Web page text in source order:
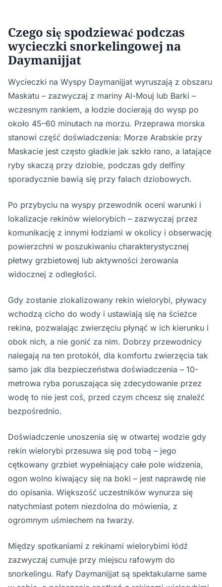
Czego się spodziewać podczas
wycieczki snorkelingowej na
Daymanijjat
Wycieczki na Wyspy Daymanijjat wyruszają z obszaru
Maskatu – zazwyczaj z mariny Al-Mouj lub Barki –
wczesnym rankiem, a łodzie docierają do wysp po
około 45–60 minutach na morzu. Przeprawa morska
stanowi część doświadczenia: Morze Arabskie przy
Maskacie jest często gładkie jak szkło rano, a latające
ryby skaczą przy dziobie, podczas gdy delfiny
sporadycznie bawią się przy falach dziobowych.
Po przybyciu na wyspy przewodnik oceni warunki i
lokalizacje rekinów wielorybich – zazwyczaj przez
komunikację z innymi łodziami w okolicy i obserwację
powierzchni w poszukiwaniu charakterystycznej
płetwy grzbietowej lub aktywności żerowania
widocznej z odległości.
Gdy zostanie zlokalizowany rekin wielorybi, pływacy
wchodzą cicho do wody i ustawiają się na ścieżce
rekina, pozwalając zwierzęciu płynąć w ich kierunku i
obok nich, a nie gonić za nim. Dobrzy przewodnicy
nalegają na ten protokół, dla komfortu zwierzęcia tak
samo jak dla bezpieczeństwa doświadczenia – 10-
metrowa ryba poruszająca się zdecydowanie przez
wodę to nie jest coś, przed czym chcesz się znaleźć
bezpośrednio.
Doświadczenie unoszenia się w otwartej wodzie gdy
rekin wielorybi przesuwa się pod tobą – jego
cętkowany grzbiet wypełniający całe pole widzenia,
ogon wolno kiwający się na boki – jest naprawdę nie
do opisania. Większość uczestników wynurza się
natychmiast potem niezdolna do mówienia, z
ogromnym uśmiechem na twarzy.
Między spotkaniami z rekinami wielorybimi łódź
zazwyczaj cumuje przy miejscu rafowym do
snorkelingu. Rafy Daymanijjat są spektakularne same